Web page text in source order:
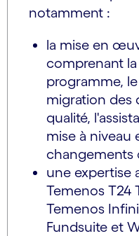
notamment :
la mise en
comprenant
programme,
migration des
qualité,
mise à niveau
changements
une expertise
Temenos T24
Temenos
Fundsuite et